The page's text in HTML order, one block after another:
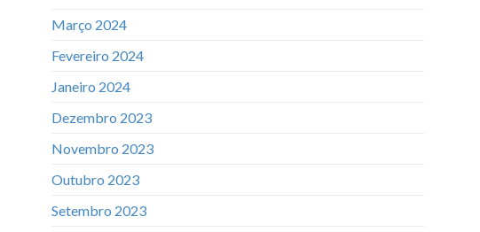
Março 2024
Fevereiro 2024
Janeiro 2024
Dezembro 2023
Novembro 2023
Outubro 2023
Setembro 2023